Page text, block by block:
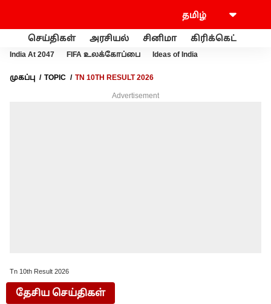
செய்திகள் அரசியல் சினிமா கிரிக்கெட்
India At 2047 FIFA உலக்கோப்பை Ideas of India
முகப்பு TOPIC TN 10TH RESULT 2026
Advertisement
Tn 10th Result 2026
தேசிய செய்திகள்